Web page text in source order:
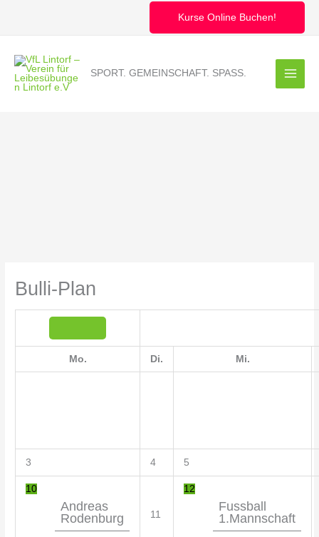
Kurse Online Buchen!
SPORT. GEMEINSCHAFT. SPASS.
Bulli-Plan
Mo. Di. Mi.
3 4 5
10
Andreas
Rodenburg
11
12
Fussball
1.Mannschaft